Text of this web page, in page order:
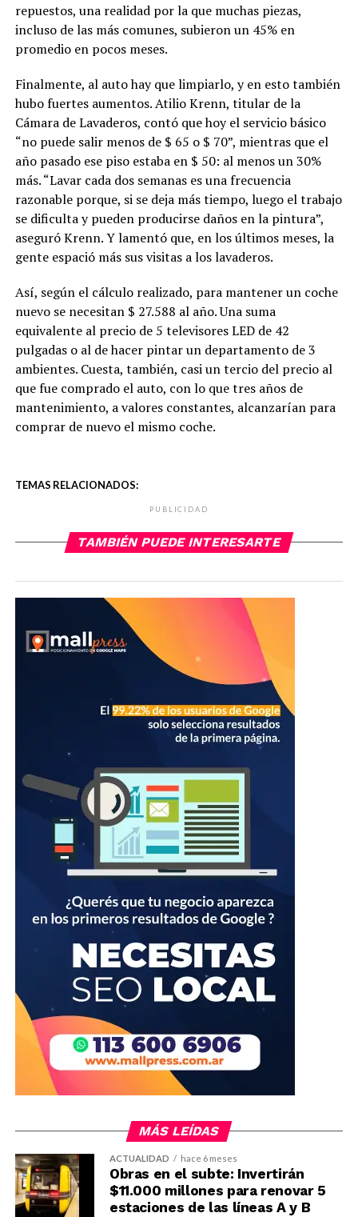
repuestos, una realidad por la que muchas piezas,
incluso de las más comunes, subieron un 45% en
promedio en pocos meses.
Finalmente, al auto hay que limpiarlo, y en esto también
hubo fuertes aumentos. Atilio Krenn, titular de la
Cámara de Lavaderos, contó que hoy el servicio básico
“no puede salir menos de $ 65 o $ 70”, mientras que el
año pasado ese piso estaba en $ 50: al menos un 30%
más. “Lavar cada dos semanas es una frecuencia
razonable porque, si se deja más tiempo, luego el trabajo
se dificulta y pueden producirse daños en la pintura”,
aseguró Krenn. Y lamentó que, en los últimos meses, la
gente espació más sus visitas a los lavaderos.
Así, según el cálculo realizado, para mantener un coche
nuevo se necesitan $ 27.588 al año. Una suma
equivalente al precio de 5 televisores LED de 42
pulgadas o al de hacer pintar un departamento de 3
ambientes. Cuesta, también, casi un tercio del precio al
que fue comprado el auto, con lo que tres años de
mantenimiento, a valores constantes, alcanzarían para
comprar de nuevo el mismo coche.
TEMAS RELACIONADOS:
PUBLICIDAD
TAMBIÉN PUEDE INTERESARTE
MÁS LEÍDAS
ACTUALIDAD hace 6 meses
Obras en el subte: Invertirán
$11.000 millones para renovar 5
estaciones de las líneas A y B